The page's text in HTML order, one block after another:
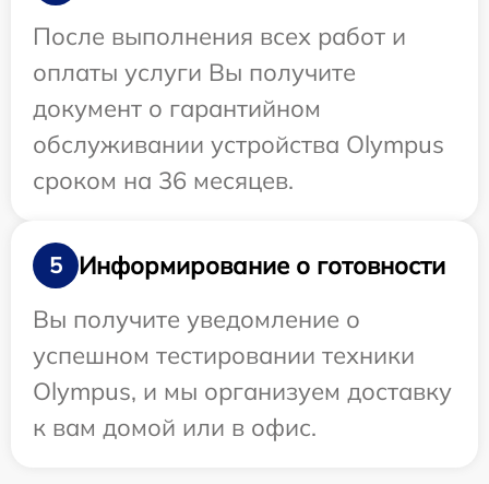
После выполнения всех работ и
оплаты услуги Вы получите
документ о гарантийном
обслуживании устройства Olympus
сроком на 36 месяцев.
5
Информирование о готовности
Вы получите уведомление о
успешном тестировании техники
Olympus, и мы организуем доставку
к вам домой или в офис.